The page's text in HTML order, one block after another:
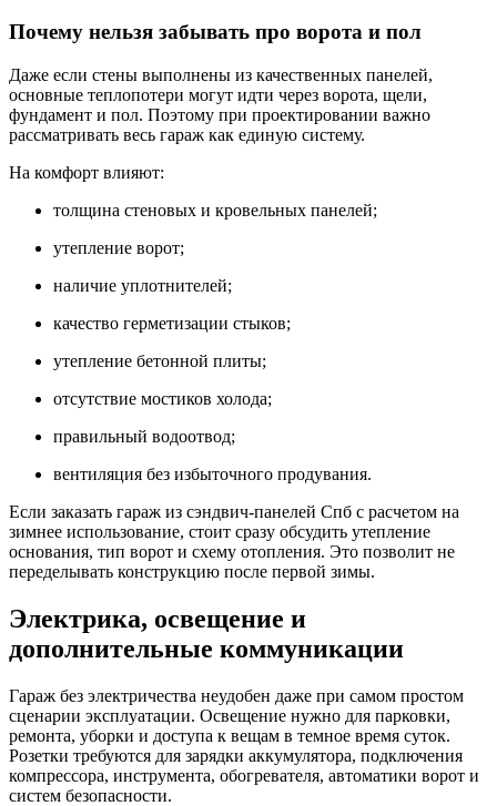
Почему нельзя забывать про ворота и пол
Даже если стены выполнены из качественных панелей,
основные теплопотери могут идти через ворота, щели,
фундамент и пол. Поэтому при проектировании важно
рассматривать весь гараж как единую систему.
На комфорт влияют:
толщина стеновых и кровельных панелей;
утепление ворот;
наличие уплотнителей;
качество герметизации стыков;
утепление бетонной плиты;
отсутствие мостиков холода;
правильный водоотвод;
вентиляция без избыточного продувания.
Если заказать гараж из сэндвич-панелей Спб с расчетом на
зимнее использование, стоит сразу обсудить утепление
основания, тип ворот и схему отопления. Это позволит не
переделывать конструкцию после первой зимы.
Электрика, освещение и
дополнительные коммуникации
Гараж без электричества неудобен даже при самом простом
сценарии эксплуатации. Освещение нужно для парковки,
ремонта, уборки и доступа к вещам в темное время суток.
Розетки требуются для зарядки аккумулятора, подключения
компрессора, инструмента, обогревателя, автоматики ворот и
систем безопасности.